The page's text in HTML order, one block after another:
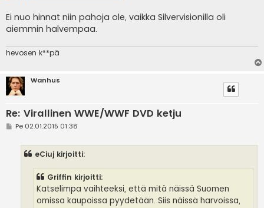
Ei nuo hinnat niin pahoja ole, vaikka Silvervisionilla oli
aiemmin halvempaa.
hevosen k**pä
Wanhus
Re: Virallinen WWE/WWF DVD ketju
VPe 02.01.2015 01:38
eCiuj kirjoitti:
Griffin kirjoitti:
Katselimpa vaihteeksi, että mitä näissä Suomen
omissa kaupoissa pyydetään. Siis näissä harvoissa,